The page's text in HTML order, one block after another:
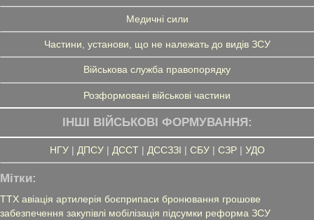
Медичні сили
Частини, установи, що не належать до видів ЗСУ
Військова служба правопорядку
Розформовані військові частини
ІНШІ ВІЙСЬКОВІ ФОРМУВАННЯ:
НГУ| ДПСУ| ДССТ| ДССЗЗІ | СБУ| СЗР| УДО
Мітки:
ТТХ авіація артилерія боєприпаси бронювання грошове
забезпечення закупівлі мобілізація підсумки реформа ЗСУ